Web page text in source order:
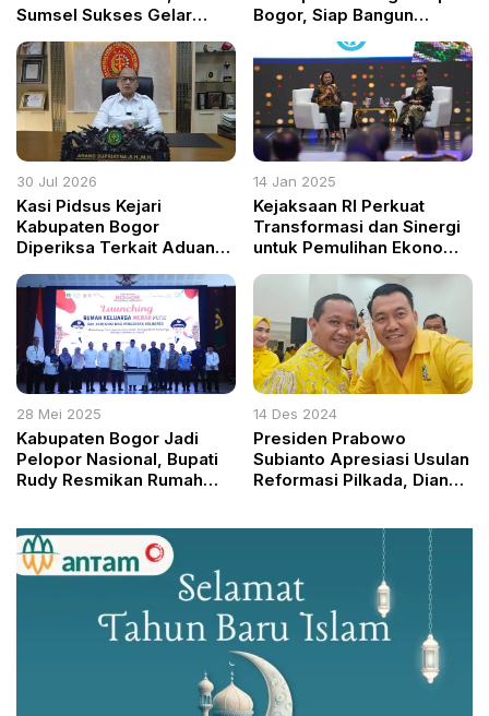
Sumsel Sukses Gelar
dengan Ribuan Peserta
Bogor, Siap Bangun
Bersama Rakyat
30 Jul 2026
Kasi Pidsus Kejari
Kabupaten Bogor
Diperiksa Terkait Aduan
Tunggu Hasil Klarifikasi
14 Jan 2025
Kejaksaan RI Perkuat
Transformasi dan Sinergi
untuk Pemulihan Ekonomi
Korupsi
28 Mei 2025
Kabupaten Bogor Jadi
Pelopor Nasional, Bupati
Rudy Resmikan Rumah
Keluarga Pertama di
Indonesia
14 Des 2024
Presiden Prabowo
Subianto Apresiasi Usulan
Reformasi Pilkada, Dian